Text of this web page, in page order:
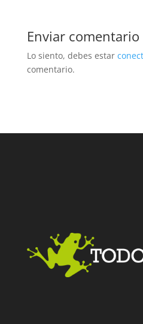
Enviar comentario
Lo siento, debes estar
comentario.
Facebook